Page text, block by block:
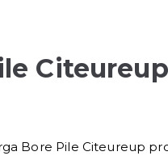
Citeureup
Bore Pile Citeureup